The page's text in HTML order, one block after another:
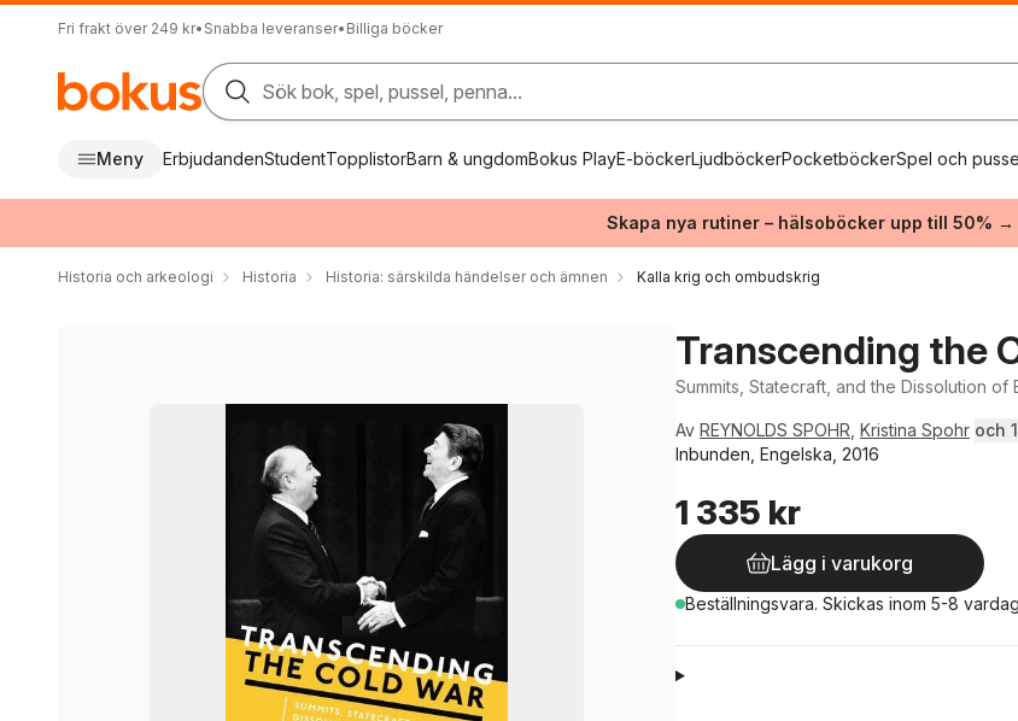
Fri frakt över 249 kr• Snabba leveranser• Billiga böcker
Sök bok, spel, pussel, penna...
Meny ErbjudandenStudentTopplistorBarn & ungdomBokus PlayE-böckerLjudböckerPocketböckerSpel och
Skapa nya rutiner – hälsoböcker upp till 50% →
Historia och arkeologi Historia Historia: särskilda händelser och ämnen Kalla krig och ombudskrig
Transcending the
Summits, Statecraft, and the Dissolution of
Av REYNOLDS SPOHR Kristina Spohr och
Inbunden, Engelska, 2016
1 335 kr
Lägg i varukorg
Beställningsvara. Skickas inom 5-8